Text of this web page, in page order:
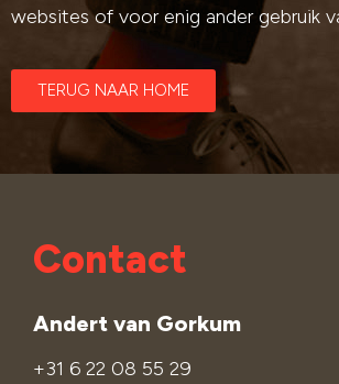
websites of voor enig ander gebruik
TERUG NAAR HOME
Contact
Andert van Gorkum
+31 6 22 08 55 29